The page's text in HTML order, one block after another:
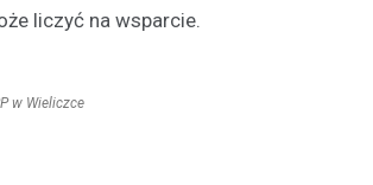
liczyć na wsparcie.
w Wieliczce